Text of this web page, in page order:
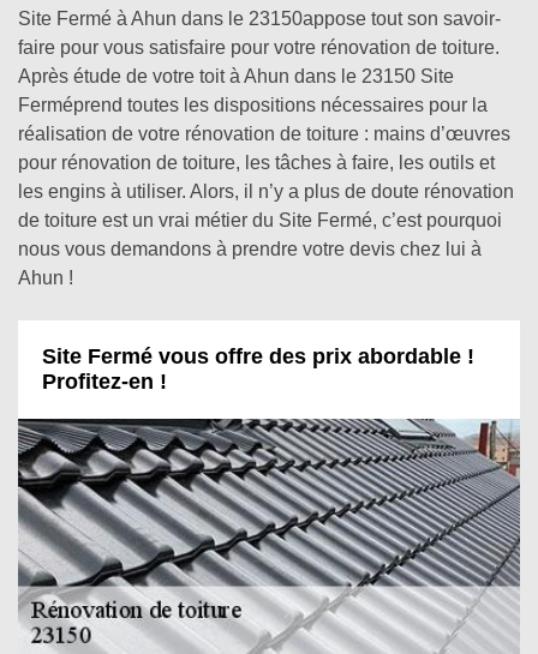
Site Fermé à Ahun dans le 23150appose tout son savoir-
faire pour vous satisfaire pour votre rénovation de toiture.
Après étude de votre toit à Ahun dans le 23150 Site
Ferméprend toutes les dispositions nécessaires pour la
réalisation de votre rénovation de toiture : mains d’œuvres
pour rénovation de toiture, les tâches à faire, les outils et
les engins à utiliser. Alors, il n’y a plus de doute rénovation
de toiture est un vrai métier du Site Fermé, c’est pourquoi
nous vous demandons à prendre votre devis chez lui à
Ahun !
Site Fermé vous offre des prix abordable !
Profitez-en !